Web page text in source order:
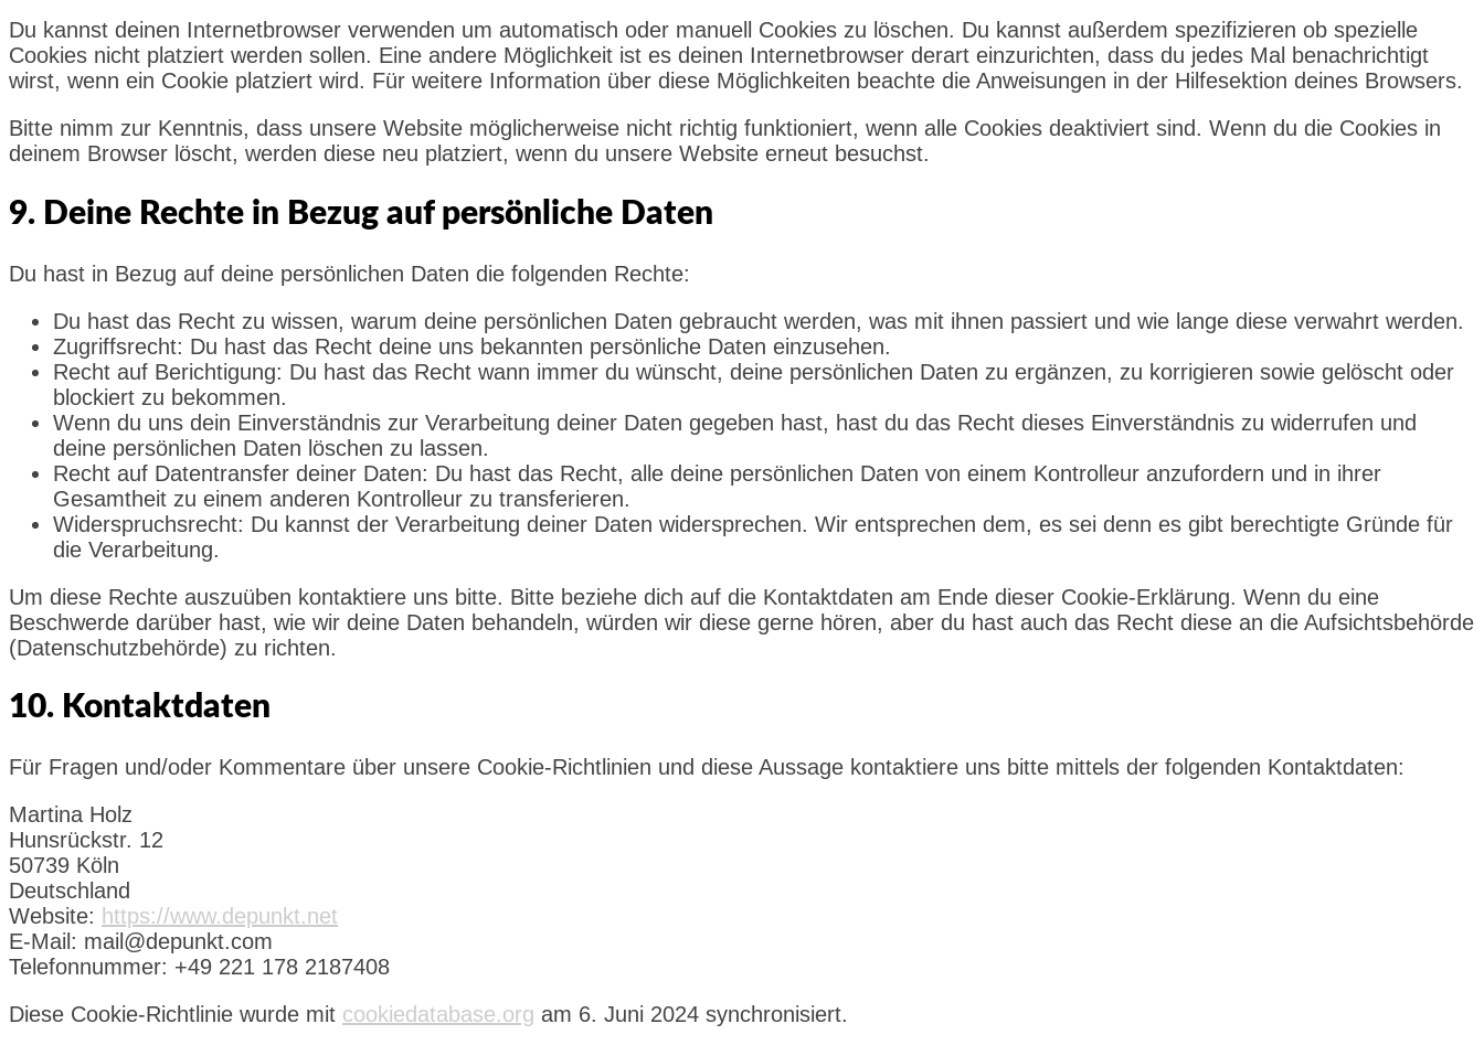
Du kannst deinen Internetbrowser verwenden um automatisch oder manuell Cookies zu löschen. Du kannst außerdem spezifizieren ob spezielle
Cookies nicht platziert werden sollen. Eine andere Möglichkeit ist es deinen Internetbrowser derart einzurichten, dass du jedes Mal benachrichtigt
wirst, wenn ein Cookie platziert wird. Für weitere Information über diese Möglichkeiten beachte die Anweisungen in der Hilfesektion deines Browsers.
Bitte nimm zur Kenntnis, dass unsere Website möglicherweise nicht richtig funktioniert, wenn alle Cookies deaktiviert sind. Wenn du die Cookies in
deinem Browser löscht, werden diese neu platziert, wenn du unsere Website erneut besuchst.
9. Deine Rechte in Bezug auf persönliche Daten
Du hast in Bezug auf deine persönlichen Daten die folgenden Rechte:
Du hast das Recht zu wissen, warum deine persönlichen Daten gebraucht werden, was mit ihnen passiert und wie lange diese verwahrt werden.
Zugriffsrecht: Du hast das Recht deine uns bekannten persönliche Daten einzusehen.
Recht auf Berichtigung: Du hast das Recht wann immer du wünscht, deine persönlichen Daten zu ergänzen, zu korrigieren sowie gelöscht oder
blockiert zu bekommen.
Wenn du uns dein Einverständnis zur Verarbeitung deiner Daten gegeben hast, hast du das Recht dieses Einverständnis zu widerrufen und
deine persönlichen Daten löschen zu lassen.
Recht auf Datentransfer deiner Daten: Du hast das Recht, alle deine persönlichen Daten von einem Kontrolleur anzufordern und in ihrer
Gesamtheit zu einem anderen Kontrolleur zu transferieren.
Widerspruchsrecht: Du kannst der Verarbeitung deiner Daten widersprechen. Wir entsprechen dem, es sei denn es gibt berechtigte Gründe für
die Verarbeitung.
Um diese Rechte auszuüben kontaktiere uns bitte. Bitte beziehe dich auf die Kontaktdaten am Ende dieser Cookie-Erklärung. Wenn du eine
Beschwerde darüber hast, wie wir deine Daten behandeln, würden wir diese gerne hören, aber du hast auch das Recht diese an die Aufsichtsbehörde
(Datenschutzbehörde) zu richten.
10. Kontaktdaten
Für Fragen und/oder Kommentare über unsere Cookie-Richtlinien und diese Aussage kontaktiere uns bitte mittels der folgenden Kontaktdaten:
Martina Holz
Hunsrückstr. 12
50739 Köln
Deutschland
Website: https://www.depunkt.net
E-Mail: mail@depunkt.com
Telefonnummer: +49 221 178 2187408
Diese Cookie-Richtlinie wurde mit cookiedatabase.org am 6. Juni 2024 synchronisiert.